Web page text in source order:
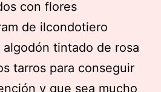
de ilcondotiero
tintado de rosa
tarros para conseguir
y que sea mucho